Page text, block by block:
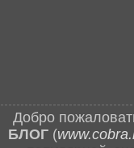
Добро
БЛОГ(